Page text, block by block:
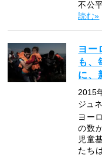
不公
読む»
ヨー
も、
に、
2015
ジュ
ヨー
の数
児童
たち